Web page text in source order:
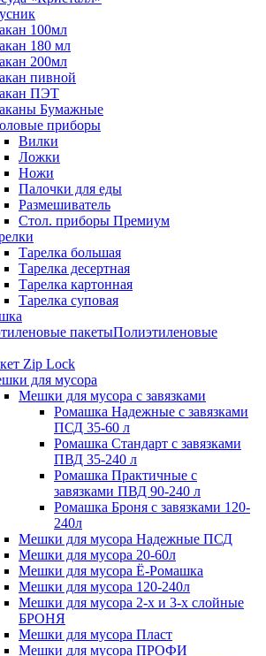
100мл
180 мл
200мл
пивной
ПЭТ
Бумажные
приборы
Вилки
Ложки
Ножи
Палочки для еды
Размешиватель
Стол. приборы Премиум
Тарелка большая
Тарелка десертная
Тарелка картонная
Тарелка суповая
Полиэтиленовые
Zip Lock
для мусора
Мешки для мусора с завязками
Ромашка Надежные с завязками
ПСД 35-60 л
Ромашка Стандарт с завязками
ПВД 35-240 л
Ромашка Практичные с
завязками ПВД 90-240 л
Ромашка Броня с завязками 120-
240л
Мешки для мусора Надежные ПСД
Мешки для мусора 20-60л
Мешки для мусора Ё-Ромашка
Мешки для мусора 120-240л
Мешки для мусора 2-х и 3-х слойные
БРОНЯ
Мешки для мусора Пласт
Мешки для мусора ПРОФИ